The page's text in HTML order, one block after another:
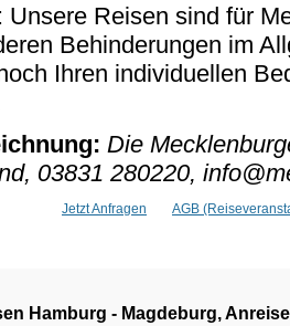
: Unsere Reisen sind für
Behinderungen im
Ihren individuellen
Die
03831 280220,
Jetzt Anfragen AGB
Hamburg - Magdeburg,